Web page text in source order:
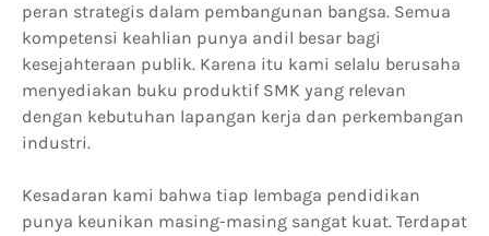
peran strategis dalam pembangunan bangsa. Semua
kompetensi keahlian punya andil besar bagi
kesejahteraan publik. Karena itu kami selalu berusaha
menyediakan buku produktif SMK yang relevan
dengan kebutuhan lapangan kerja dan perkembangan
industri.
Kesadaran kami bahwa tiap lembaga pendidikan
punya keunikan masing-masing sangat kuat. Terdapat